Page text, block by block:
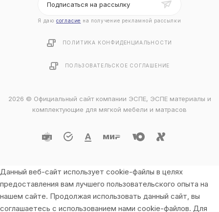
Подписаться на рассылку
Я даю согласие на получение рекламной рассылки
ПОЛИТИКА КОНФИДЕНЦИАЛЬНОСТИ
ПОЛЬЗОВАТЕЛЬСКОЕ СОГЛАШЕНИЕ
2026 © Официальный сайт компании ЭСПЕ, ЭСПЕ материалы и
комплектующие для мягкой мебели и матрасов
Данный веб-сайт использует cookie-файлы в целях
предоставления вам лучшего пользовательского опыта на
нашем сайте. Продолжая использовать данный сайт, вы
соглашаетесь с использованием нами cookie-файлов. Для